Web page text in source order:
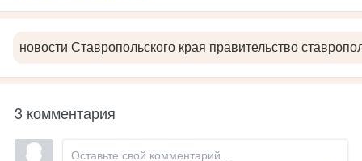
новости Ставропольского края правительство
3 комментария